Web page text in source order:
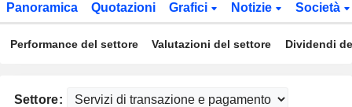
Panoramica Quotazioni Grafici Notizie Società
Performance del settore Valutazioni del settore Dividendi
Settore: